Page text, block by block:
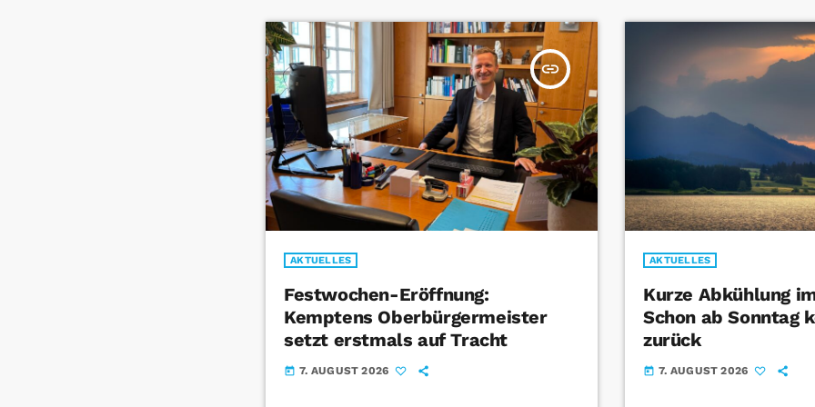
insert_link
AKTUELLES
Festwochen-Eröffnung:
Kemptens Oberbürgermeister
setzt erstmals auf Tracht
today 7. AUGUST 2026
AKTUELLES
Kurze Abkühlung
Schon ab Sonntag
zurück
today 7. AUGUST 2026